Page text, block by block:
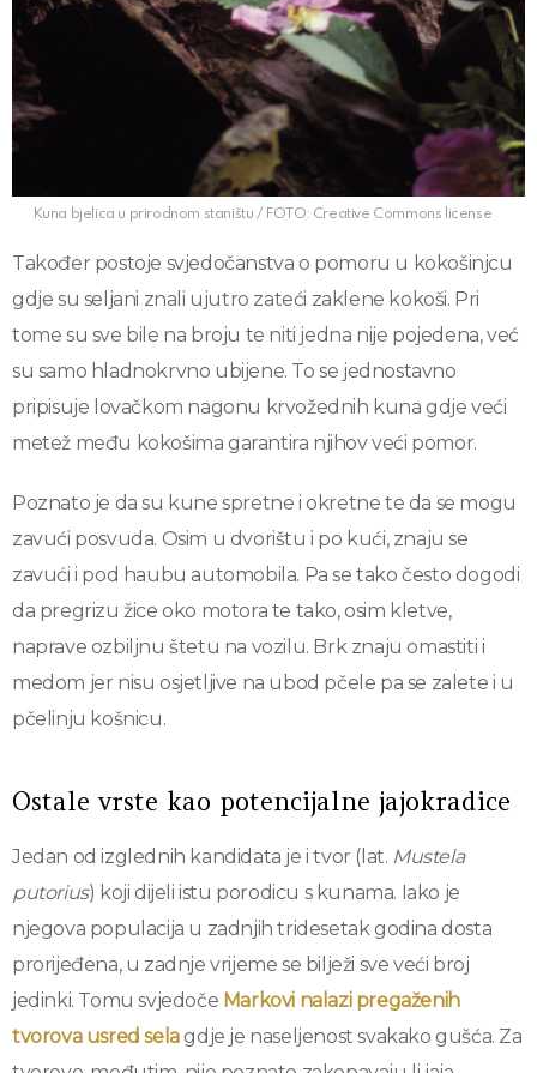
Kuna bjelica u prirodnom staništu / FOTO: Creative Commons license
Također postoje svjedočanstva o pomoru u kokošinjcu
gdje su seljani znali ujutro zateći zaklene kokoši. Pri
tome su sve bile na broju te niti jedna nije pojedena, već
su samo hladnokrvno ubijene. To se jednostavno
pripisuje lovačkom nagonu krvožednih kuna gdje veći
metež među kokošima garantira njihov veći pomor.
Poznato je da su kune spretne i okretne te da se mogu
zavući posvuda. Osim u dvorištu i po kući, znaju se
zavući i pod haubu automobila. Pa se tako često dogodi
da pregrizu žice oko motora te tako, osim kletve,
naprave ozbiljnu štetu na vozilu. Brk znaju omastiti i
medom jer nisu osjetljive na ubod pčele pa se zalete i u
pčelinju košnicu.
Ostale vrste kao potencijalne jajokradice
Jedan od izglednih kandidata je i tvor (lat. Mustela
putorius) koji dijeli istu porodicu s kunama. Iako je
njegova populacija u zadnjih tridesetak godina dosta
prorijeđena, u zadnje vrijeme se bilježi sve veći broj
jedinki. Tomu svjedoče Markovi nalazi pregaženih
tvorova usred selagdje je naseljenost svakako gušća. Za